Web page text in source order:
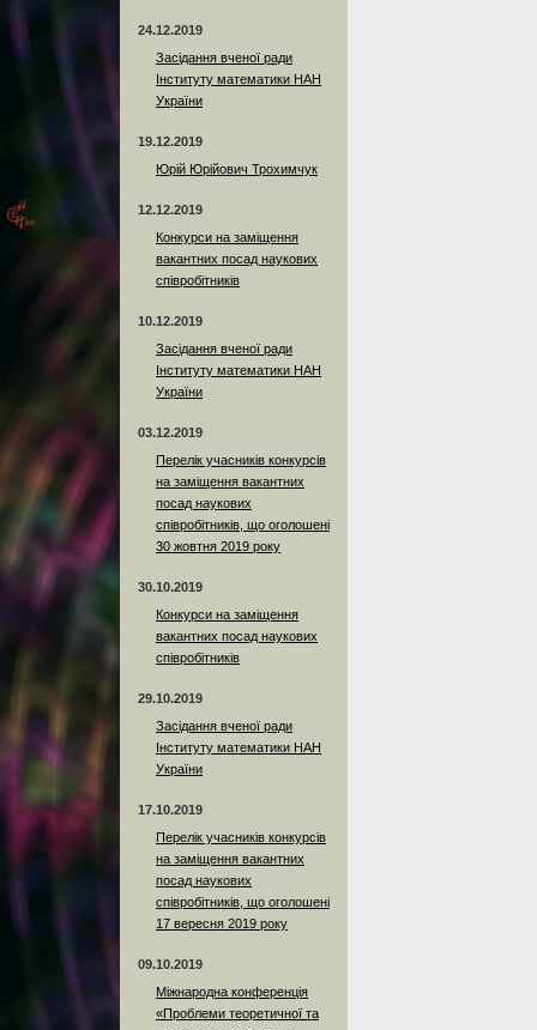
24.12.2019
Засідання вченої ради
Інституту математики НАН
України
19.12.2019
Юрій Юрійович Трохимчук
12.12.2019
Конкурси на заміщення
вакантних посад наукових
співробітників
10.12.2019
Засідання вченої ради
Інституту математики НАН
України
03.12.2019
Перелік учасників конкурсів
на заміщення вакантних
посад наукових
співробітників, що оголошені
30 жовтня 2019 року
30.10.2019
Конкурси на заміщення
вакантних посад наукових
співробітників
29.10.2019
Засідання вченої ради
Інституту математики НАН
України
17.10.2019
Перелік учасників конкурсів
на заміщення вакантних
посад наукових
співробітників, що оголошені
17 вересня 2019 року
09.10.2019
Міжнародна конференція
«Проблеми теоретичної та